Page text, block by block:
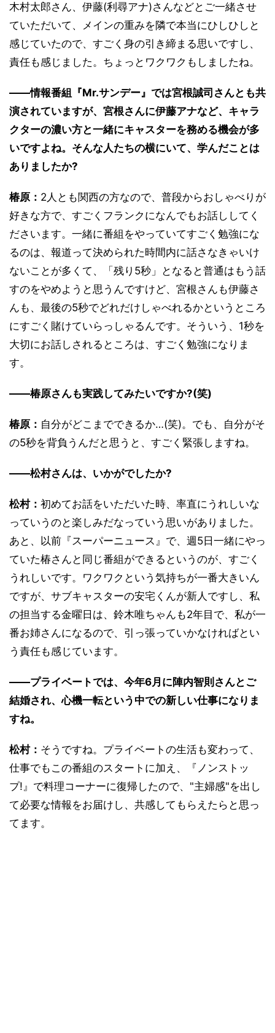
木村太郎さん、伊藤(利尋アナ)さんなどとご一緒させ
ていただいて、メインの重みを隣で本当にひしひしと
感じていたので、すごく身の引き締まる思いですし、
責任も感じました。ちょっとワクワクもしましたね。
――情報番組『Mr.サンデー』では宮根誠司さんとも共
演されていますが、宮根さんに伊藤アナなど、キャラ
クターの濃い方と一緒にキャスターを務める機会が多
いですよね。そんな人たちの横にいて、学んだことは
ありましたか?
椿原： 2人とも関西の方なので、普段からおしゃべりが
好きな方で、すごくフランクになんでもお話ししてく
ださいます。一緒に番組をやっていてすごく勉強にな
るのは、報道って決められた時間内に話さなきゃいけ
ないことが多くて、「残り5秒」となると普通はもう話
すのをやめようと思うんですけど、宮根さんも伊藤さ
んも、最後の5秒でどれだけしゃべれるかというところ
にすごく賭けていらっしゃるんです。そういう、1秒を
大切にお話しされるところは、すごく勉強になりま
す。
――椿原さんも実践してみたいですか?(笑)
椿原： 自分がどこまでできるか…(笑)。でも、自分がそ
の5秒を背負うんだと思うと、すごく緊張しますね。
――松村さんは、いかがでしたか?
松村： 初めてお話をいただいた時、率直にうれしいな
っていうのと楽しみだなっていう思いがありました。
あと、以前『スーパーニュース』で、週5日一緒にやっ
ていた椿さんと同じ番組ができるというのが、すごく
うれしいです。ワクワクという気持ちが一番大きいん
ですが、サブキャスターの安宅くんが新人ですし、私
の担当する金曜日は、鈴木唯ちゃんも2年目で、私が一
番お姉さんになるので、引っ張っていかなければとい
う責任も感じています。
――プライベートでは、今年6月に陣内智則さんとご
結婚され、心機一転という中での新しい仕事になりま
すね。
松村： そうですね。プライベートの生活も変わって、
仕事でもこの番組のスタートに加え、『ノンストッ
プ!』で料理コーナーに復帰したので、"主婦感"を出し
て必要な情報をお届けし、共感してもらえたらと思っ
てます。